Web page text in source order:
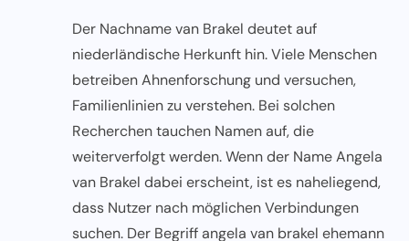
Der Nachname van Brakel deutet auf
niederländische Herkunft hin. Viele Menschen
betreiben Ahnenforschung und versuchen,
Familienlinien zu verstehen. Bei solchen
Recherchen tauchen Namen auf, die
weiterverfolgt werden. Wenn der Name Angela
van Brakel dabei erscheint, ist es naheliegend,
dass Nutzer nach möglichen Verbindungen
suchen. Der Begriff angela van brakel ehemann